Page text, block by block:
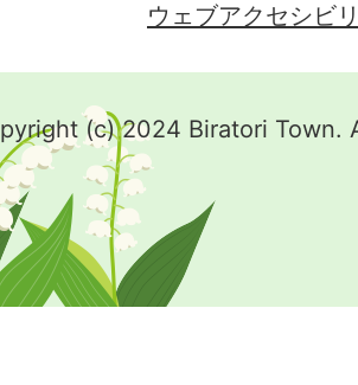
ウェブアクセシビ
(c) 2024 Biratori Town.